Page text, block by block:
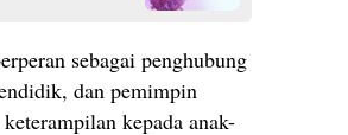
sebagai penghubung
dan pemimpin
kepada anak-